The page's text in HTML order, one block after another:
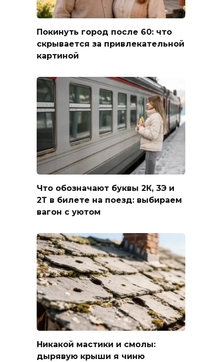
Покинуть город после 60: что
скрывается за привлекательной
картиной
Что обозначают буквы 2К, 3Э и
2Т в билете на поезд: выбираем
вагон с уютом
Никакой мастики и смолы:
дырявую крыши я чиню